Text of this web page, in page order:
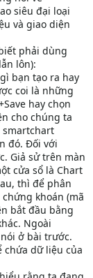
siêu đại loại
và giao diện
phải dùng
lôn):
bạn tạo ra hay
coi là những
hay chọn
cho chúng ta
smartchart
đó. Đối với
Giả sử trên màn
cửa sổ là Chart
thì để phân
khoán (mã
bắt đầu bằng
Ngoài
ở bài trước.
dữ liệu của